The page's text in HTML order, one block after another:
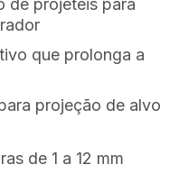
que prolonga a
projeção de alvo
de 1 a 12 mm